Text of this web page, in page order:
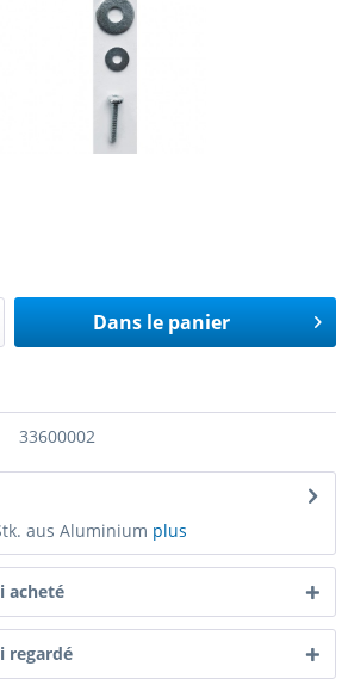
Dans le panier
33600002
aus Aluminium plus
acheté
regardé